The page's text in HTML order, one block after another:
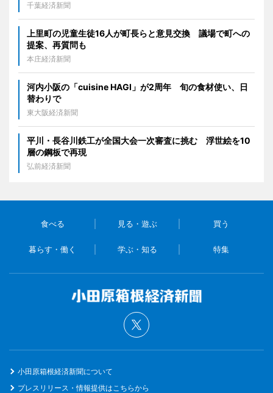
千葉経済新聞
上里町の児童生徒16人が町長らと意見交換 議場で町への
提案、再質問も
本庄経済新聞
河内小阪の「cuisine HAGI」が2周年 旬の食材使い、日
替わりで
東大阪経済新聞
平川・長谷川鉄工が全国大会一次審査に挑む 浮世絵を10
層の鋼板で再現
弘前経済新聞
食べる 見る・遊ぶ 買う
暮らす・働く 学ぶ・知る 特集
小田原箱根経済新聞について
プレスリリース・情報提供はこちらから